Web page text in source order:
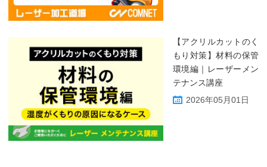
【アクリルカットのく
もり対策】材料の保管
環境編｜レーザーメン
テナンス講座
2026年05月01日